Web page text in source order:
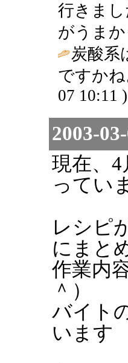
行きま
がうま
炭酸系
ですか
07 10:11 )
2003-
現在、
ってい
レシピ
にまと
作業内
＾）
バイト
います